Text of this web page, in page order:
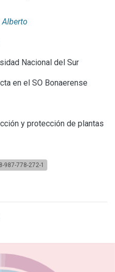
Alberto
Nacional del Sur
en el SO Bonaerense
y protección de plantas
987-778-272-1